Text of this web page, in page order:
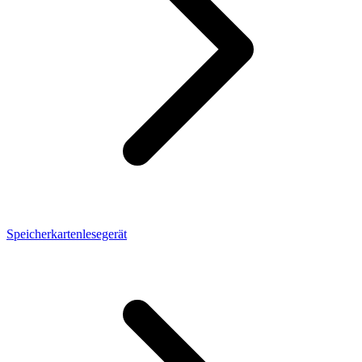
Speicherkartenlesegerät